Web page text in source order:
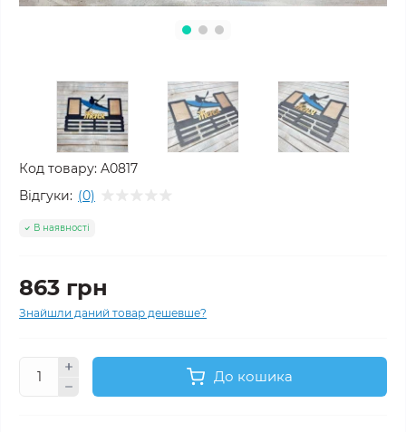
Код товару: A0817
Відгуки: (0)
В наявності
863 грн
Знайшли даний товар дешевше?
До кошика